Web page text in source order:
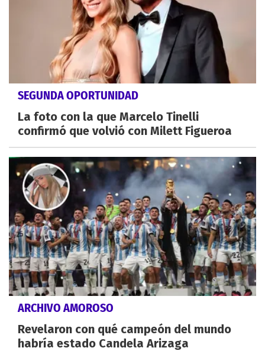
SEGUNDA OPORTUNIDAD
La foto con la que Marcelo Tinelli
confirmó que volvió con Milett Figueroa
ARCHIVO AMOROSO
Revelaron con qué campeón del mundo
habría estado Candela Arizaga